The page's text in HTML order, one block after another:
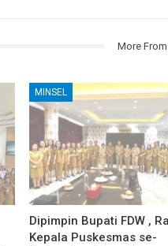
More
MINSEL
Dipimpin Bupati FDW ,
Kepala Puskesmas se-